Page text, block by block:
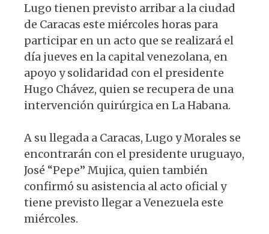
Lugo tienen previsto arribar a la ciudad
de Caracas este miércoles horas para
participar en un acto que se realizará el
día jueves en la capital venezolana, en
apoyo y solidaridad con el presidente
Hugo Chávez, quien se recupera de una
intervención quirúrgica en La Habana.
A su llegada a Caracas, Lugo y Morales se
encontrarán con el presidente uruguayo,
José “Pepe” Mujica, quien también
confirmó su asistencia al acto oficial y
tiene previsto llegar a Venezuela este
miércoles.